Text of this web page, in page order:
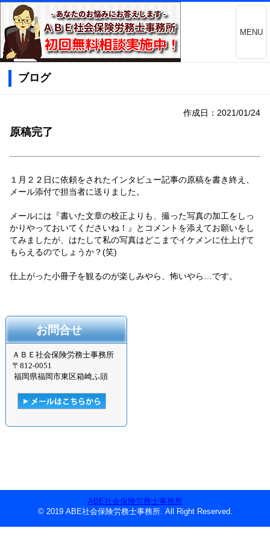
MENU
ブログ
作成日：2021/01/24
原稿完了
１月２２日に依頼をされたインタビュー記事の原稿を書き終え、
メール添付で担当者に送りました。
メールには『書いた文章の校正よりも、撮った写真の加工をしっ
かりやっておいてくださいね！』とコメントを添えてお願いをし
てみましたが、はたして私の写真はどこまでイケメンに仕上げて
もらえるのでしょうか？(笑)
仕上がった小冊子を観るのが楽しみやら、怖いやら…です。
お問合せ
ＡＢＥ社会保険労務士事務所
〒 812-0051
福岡県福岡市東区箱崎ふ頭
ABE社会保険労務士事務所
© 2019 ABE社会保険労務士事務所. All Right Reserved.